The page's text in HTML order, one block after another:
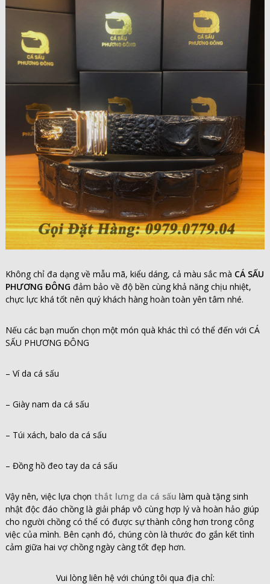
Không chỉ đa dạng về mẫu mã, kiểu dáng, cả màu sắc mà CÁ SẤU
PHƯƠNG ĐÔNG đảm bảo về độ bền cùng khả năng chịu nhiệt,
chực lực khá tốt nên quý khách hàng hoàn toàn yên tâm nhé.
Nếu các bạn muốn chọn một món quà khác thì có thể đến với CÁ
SẤU PHƯƠNG ĐÔNG
– Ví da cá sấu
– Giày nam da cá sấu
– Túi xách, balo da cá sấu
– Đồng hồ đeo tay da cá sấu
Vậy nên, việc lựa chọn thắt lưng da cá sấu làm quà tặng sinh
nhật độc đáo chồng là giải pháp vô cùng hợp lý và hoàn hảo giúp
cho người chồng có thể có được sự thành công hơn trong công
việc của mình. Bên cạnh đó, chúng còn là thước đo gắn kết tình
cảm giữa hai vợ chồng ngày càng tốt đẹp hơn.
Vui lòng liên hệ với chúng tôi qua địa chỉ: